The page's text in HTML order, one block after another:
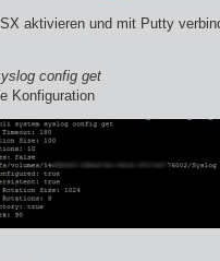
aktivieren und mit Putty
config get
Konfiguration